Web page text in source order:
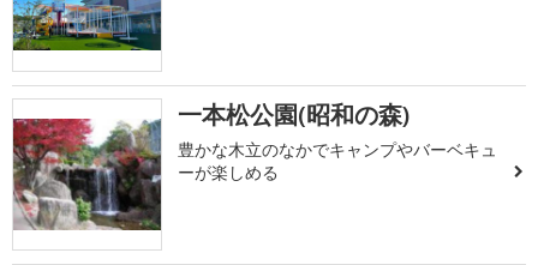
一本松公園(昭和の森)
豊かな木立のなかでキャンプやバーベキュ
ーが楽しめる